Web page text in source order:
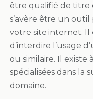
être qualifié de titre
s’avère être un
votre site internet. Il
d’interdire l’usage
ou similaire. Il existe
spécialisées dans la
domaine.